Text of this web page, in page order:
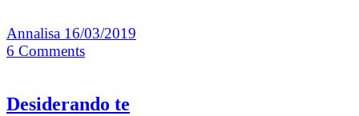
Annalisa 16/03/2019
6 Comments
Desiderando te